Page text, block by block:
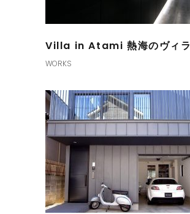
Villa in Atami 熱海のヴィラ
WORKS